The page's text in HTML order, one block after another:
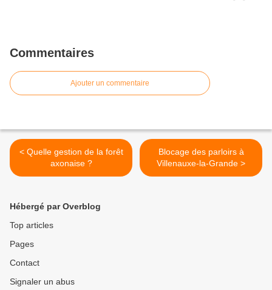
Commentaires
Ajouter un commentaire
< Quelle gestion de la forêt
axonaise ?
Blocage des parloirs à
Villenauxe-la-Grande >
Hébergé par Overblog
Top articles
Pages
Contact
Signaler un abus